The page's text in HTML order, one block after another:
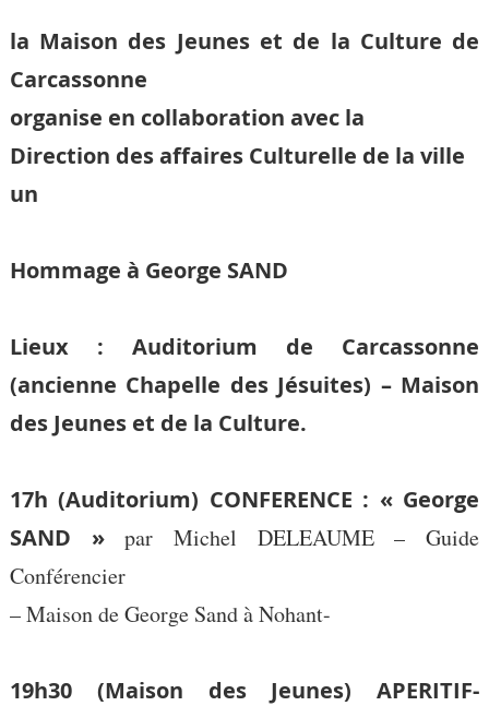
la Maison des Jeunes et de la Culture de
Carcassonne
organise en collaboration avec la
Direction des affaires Culturelle de la ville
un
Hommage à George SAND
Lieux : Auditorium de Carcassonne
(ancienne Chapelle des Jésuites) – Maison
des Jeunes et de la Culture.
17h (Auditorium) CONFERENCE : « George
SAND »par Michel DELEAUME – Guide
Conférencier
– Maison de George Sand à Nohant-
19h30 (Maison des Jeunes)APERITIF-